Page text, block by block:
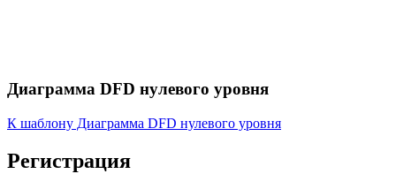
Диаграмма DFD нулевого уровня
К шаблону Диаграмма DFD нулевого уровня
Регистрация